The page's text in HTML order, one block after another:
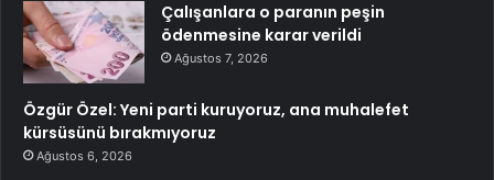
Çalışanlara o paranın peşin
ödenmesine karar verildi
Ağustos 7, 2026
Özgür Özel: Yeni parti kuruyoruz, ana muhalefet
kürsüsünü bırakmıyoruz
Ağustos 6, 2026